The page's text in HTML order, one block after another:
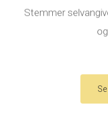
Stemmer